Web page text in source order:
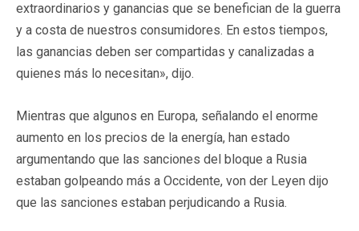
extraordinarios y ganancias que se benefician de la guerra
y a costa de nuestros consumidores. En estos tiempos,
las ganancias deben ser compartidas y canalizadas a
quienes más lo necesitan», dijo.
Mientras que algunos en Europa, señalando el enorme
aumento en los precios de la energía, han estado
argumentando que las sanciones del bloque a Rusia
estaban golpeando más a Occidente, von der Leyen dijo
que las sanciones estaban perjudicando a Rusia.